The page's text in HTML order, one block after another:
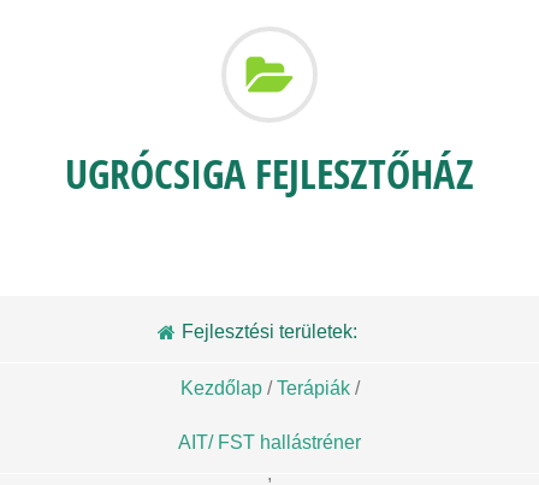
UGRÓCSIGA FEJLESZTŐHÁZ
Fejlesztési területek:
Kezdőlap / Terápiák /
AIT/ FST hallástréner
,